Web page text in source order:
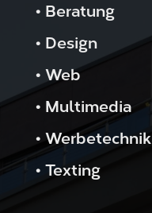
•Beratung
•Design
•Web
•Multimedia
•Werbetechnik
•Texting